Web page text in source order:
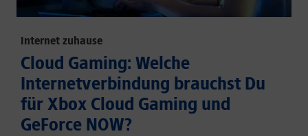
Internet zuhause
Cloud Gaming: Welche
Internetverbindung brauchst Du
für Xbox Cloud Gaming und
GeForce NOW?